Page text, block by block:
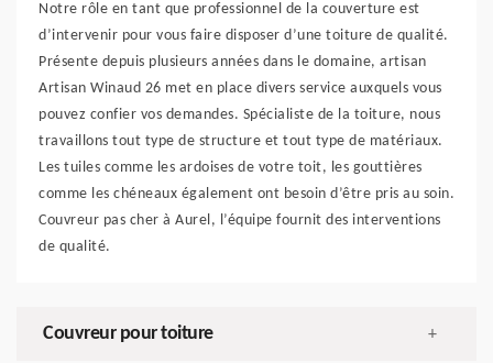
Notre rôle en tant que professionnel de la couverture est
d’intervenir pour vous faire disposer d’une toiture de qualité.
Présente depuis plusieurs années dans le domaine, artisan
Artisan Winaud 26 met en place divers service auxquels vous
pouvez confier vos demandes. Spécialiste de la toiture, nous
travaillons tout type de structure et tout type de matériaux.
Les tuiles comme les ardoises de votre toit, les gouttières
comme les chéneaux également ont besoin d’être pris au soin.
Couvreur pas cher à Aurel, l’équipe fournit des interventions
de qualité.
Couvreur pour toiture +